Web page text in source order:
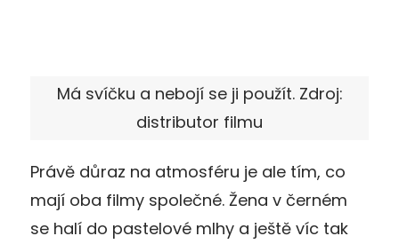
Má svíčku a nebojí se ji použít. Zdroj:
distributor filmu
Právě důraz na atmosféru je ale tím, co
mají oba filmy společné. Žena v černém
se halí do pastelové mlhy a ještě víc tak